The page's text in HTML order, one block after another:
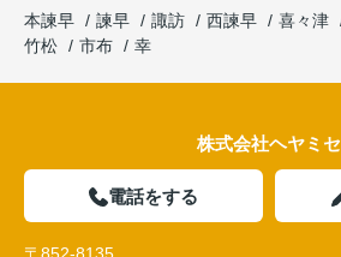
本諫早
諫早 諏訪 西諫早 喜々津
竹松
市布 幸
株式会社ヘヤミセ
電話をする
〒852-8135